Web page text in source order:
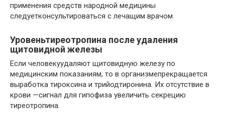
применения средств народной медицины
следуетконсультироваться с лечащим врачом.
Уровеньтиреотропина после удаления
щитовидной железы
Если человекуудаляют щитовидную железу по
медицинским показаниям, то в организмепрекращается
выработка тироксина и трийодтиронина. Их отсутствие в
крови —сигнал для гипофиза увеличить секрецию
тиреотропина.